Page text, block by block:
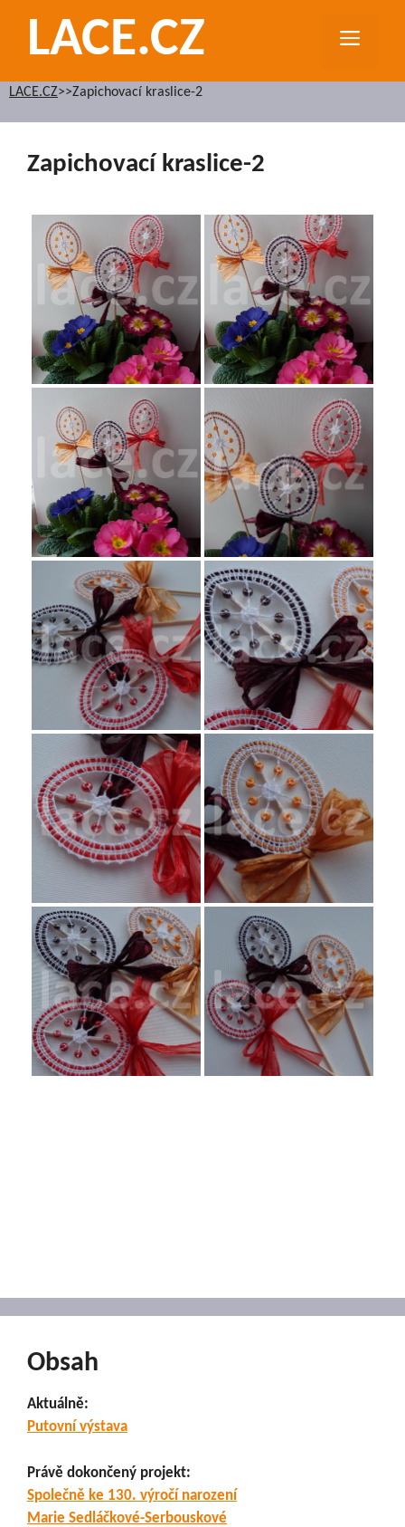
obsahLACE.CZ
LACE.CZ>>Zapichovací kraslice-2
Zapichovací kraslice-2
Obsah
Aktuálně:
Putovní výstava
Právě dokončený projekt:
Společně ke 130. výročí narození
Marie Sedláčkové-Serbouskové